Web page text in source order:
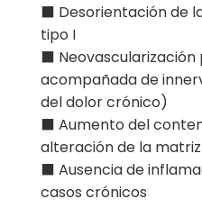
⬛ Desorientación de
tipo I
⬛
acompañada de
del dolor crónico)
⬛ Aumento del
alteración de la
⬛ Ausencia de
casos crónicos